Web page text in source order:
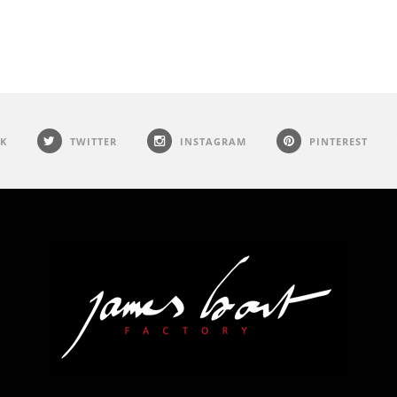
TWITTER INSTAGRAM PINTEREST